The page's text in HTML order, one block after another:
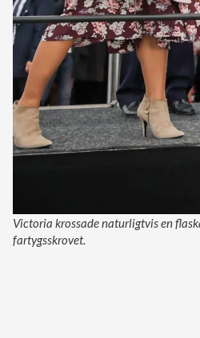
Victoria krossade naturligtvis en
fartygsskrovet.